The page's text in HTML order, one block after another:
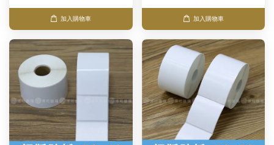
加入購物車 加入購物車